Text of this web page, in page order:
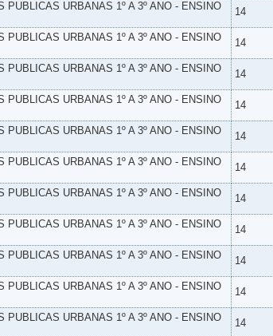
PUBLICAS URBANAS 1º A 3º ANO - ENSINO
14
PUBLICAS URBANAS 1º A 3º ANO - ENSINO
14
PUBLICAS URBANAS 1º A 3º ANO - ENSINO
14
PUBLICAS URBANAS 1º A 3º ANO - ENSINO
14
PUBLICAS URBANAS 1º A 3º ANO - ENSINO
14
PUBLICAS URBANAS 1º A 3º ANO - ENSINO
14
PUBLICAS URBANAS 1º A 3º ANO - ENSINO
14
PUBLICAS URBANAS 1º A 3º ANO - ENSINO
14
PUBLICAS URBANAS 1º A 3º ANO - ENSINO
14
PUBLICAS URBANAS 1º A 3º ANO - ENSINO
14
PUBLICAS URBANAS 1º A 3º ANO - ENSINO
14